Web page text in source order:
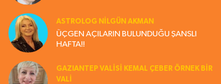
ASTROLOG NILGÜN AKMAN
ÜÇGEN AÇILARIN BULUNDUĞU ŞANSLI
HAFTA!!
GAZIANTEP VALISI KEMAL ÇEBER ÖRNEK BİR
VALİ